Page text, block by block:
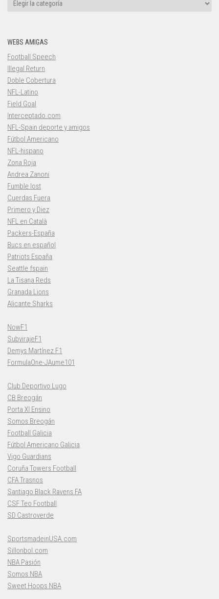
WEBS AMIGAS
Football Speech
Illegal Return
Doble Cobertura
NFL-Latino
Field Goal
Interceptado.com
NFL-Spain deporte y amigos
Fútbol Americano
NFL-hispano
Zona Roja
Andrea Zanoni
Fumble lost
Cuerdas Fuera
Primero y Diez
NFL en Català
Packers-España
Bucs en español
Patriots España
Seattle fspain
La Tisana Reds
Granada Lions
Alicante Sharks
NowF1
SubvirajeF1
Demys Martínez F1
FormulaOne-JAume101
Club Deportivo Lugo
CB Breogán
Porta XI Ensino
Somos Breogán
Football Galicia
Fútbol Americano Galicia
Vigo Guardians
Coruña Towers Football
CFA Trasnos
Santiago Black Ravens FA
CSF Teo Football
SD Castroverde
SportsmadeinUSA.com
Sillonbol.com
NBA Pasión
Somos NBA
Sweet Hoops NBA